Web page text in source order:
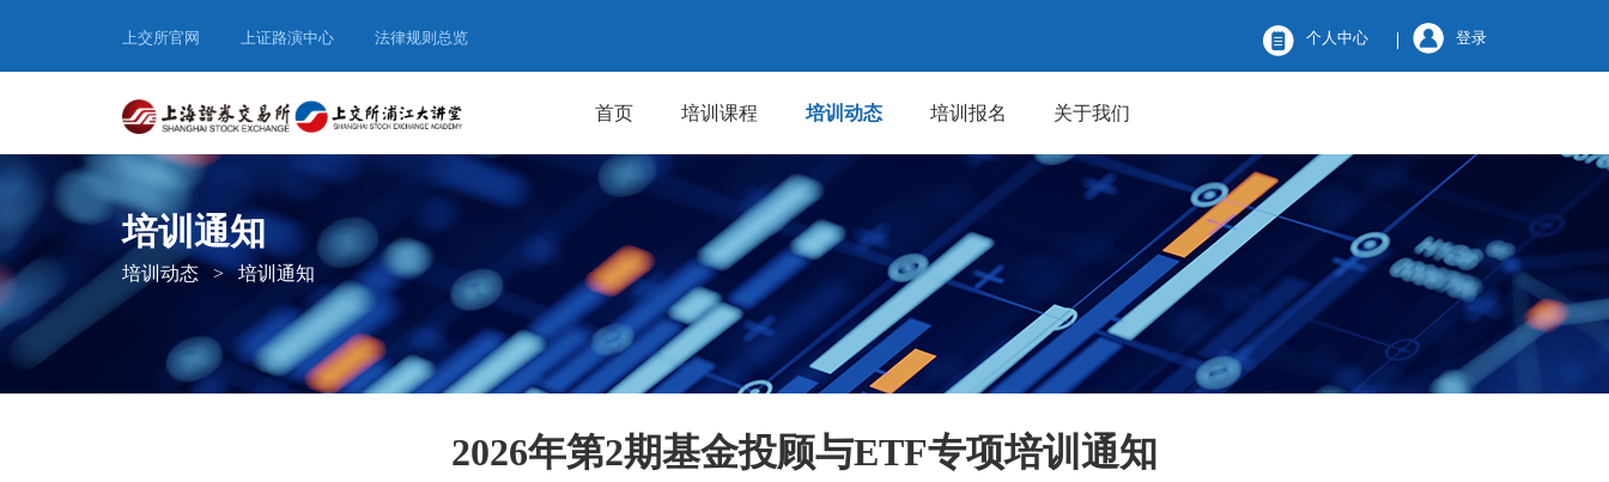
上交所官网 上证路演中心 法律规则总览 个人中心 登录
首页 培训课程 培训动态 培训报名 关于我们
培训通知
培训动态 > 培训通知
2026年第2期基金投顾与ETF专项培训通知